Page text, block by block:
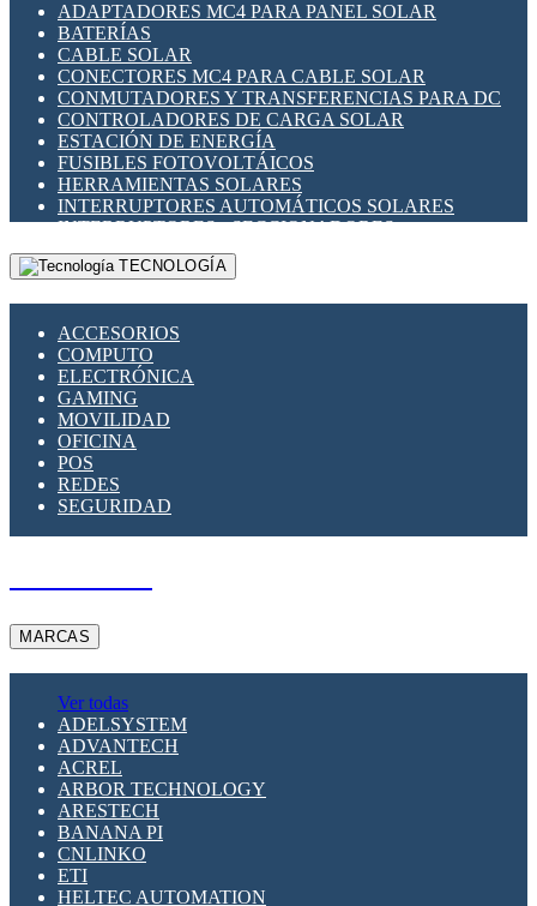
ADAPTADORES MC4 PARA PANEL SOLAR
BATERÍAS
CABLE SOLAR
CONECTORES MC4 PARA CABLE SOLAR
CONMUTADORES Y TRANSFERENCIAS PARA DC
CONTROLADORES DE CARGA SOLAR
ESTACIÓN DE ENERGÍA
FUSIBLES FOTOVOLTÁICOS
HERRAMIENTAS SOLARES
INTERRUPTORES AUTOMÁTICOS SOLARES
INTERRUPTORES - SECCIONADORES
FOTOVOLTÁICOS
MONTAJE PANEL SOLAR
SUPRESOR DE TRANSIENTES SPDS PARA
APLICACIONES FOTOVOLTAICAS
TECNOLOGÍA
ACCESORIOS
COMPUTO
ELECTRÓNICA
GAMING
MOVILIDAD
OFICINA
POS
REDES
SEGURIDAD
MARCAS
Ver todas
ADELSYSTEM
ADVANTECH
ACREL
ARBOR TECHNOLOGY
ARESTECH
BANANA PI
CNLINKO
ETI
HELTEC AUTOMATION